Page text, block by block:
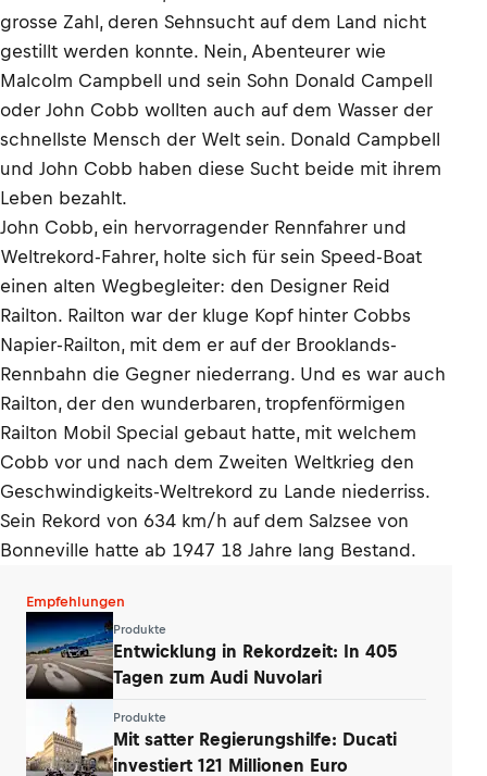
grosse Zahl, deren Sehnsucht auf dem Land nicht
gestillt werden konnte. Nein, Abenteurer wie
Malcolm Campbell und sein Sohn Donald Campell
oder John Cobb wollten auch auf dem Wasser der
schnellste Mensch der Welt sein. Donald Campbell
und John Cobb haben diese Sucht beide mit ihrem
Leben bezahlt.
John Cobb, ein hervorragender Rennfahrer und
Weltrekord-Fahrer, holte sich für sein Speed-Boat
einen alten Wegbegleiter: den Designer Reid
Railton. Railton war der kluge Kopf hinter Cobbs
Napier-Railton, mit dem er auf der Brooklands-
Rennbahn die Gegner niederrang. Und es war auch
Railton, der den wunderbaren, tropfenförmigen
Railton Mobil Special gebaut hatte, mit welchem
Cobb vor und nach dem Zweiten Weltkrieg den
Geschwindigkeits-Weltrekord zu Lande niederriss.
Sein Rekord von 634 km/h auf dem Salzsee von
Bonneville hatte ab 1947 18 Jahre lang Bestand.
Empfehlungen
Produkte
Entwicklung in Rekordzeit: In 405
Tagen zum Audi Nuvolari
Produkte
Mit satter Regierungshilfe: Ducati
investiert 121 Millionen Euro